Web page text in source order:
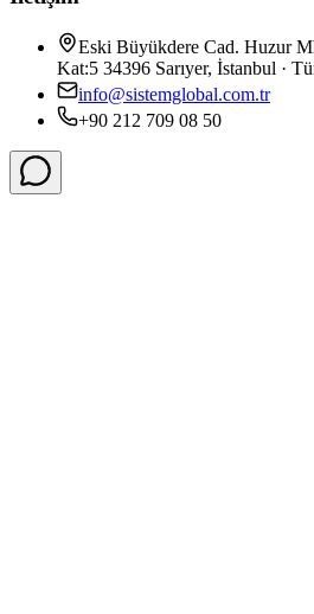
Eski Büyükdere Cad. Huzur
Kat:5 34396 Sarıyer, İstanbul ·
info@sistemglobal.com.tr
+90 212 709 08 50